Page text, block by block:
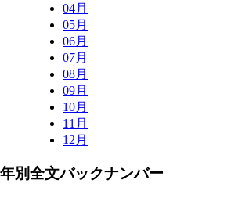
04月
05月
06月
07月
08月
09月
10月
11月
12月
年別全文バックナンバー